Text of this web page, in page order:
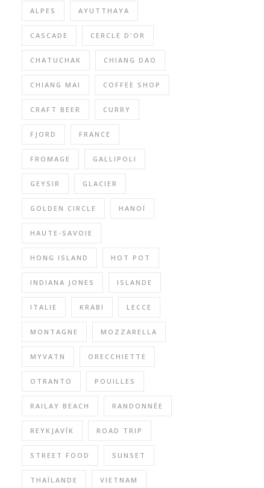
ALPES AYUTTHAYA
CASCADE CERCLE D'OR
CHATUCHAK CHIANG DAO
CHIANG MAI COFFEE SHOP
CRAFT BEER CURRY
FJORD FRANCE
FROMAGE GALLIPOLI
GEYSIR GLACIER
GOLDEN CIRCLE HANOÏ
HAUTE-SAVOIE
HONG ISLAND HOT POT
INDIANA JONES ISLANDE
ITALIE KRABI LECCE
MONTAGNE MOZZARELLA
MYVATN ORECCHIETTE
OTRANTO POUILLES
RAILAY BEACH RANDONNÉE
REYKJAVÍK ROAD TRIP
STREET FOOD SUNSET
THAÏLANDE VIETNAM